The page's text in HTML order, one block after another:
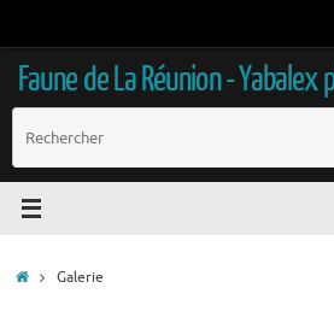
contenu
Faune de La Réunion - Yabalex
Accueil
Galerie